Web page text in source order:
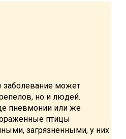
может
но и людей.
пневмонии или же
птицы
загрязненными, у них